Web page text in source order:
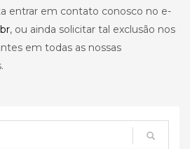
entrar em contato conosco no e-
, ou ainda solicitar tal exclusão nos
em todas as nossas